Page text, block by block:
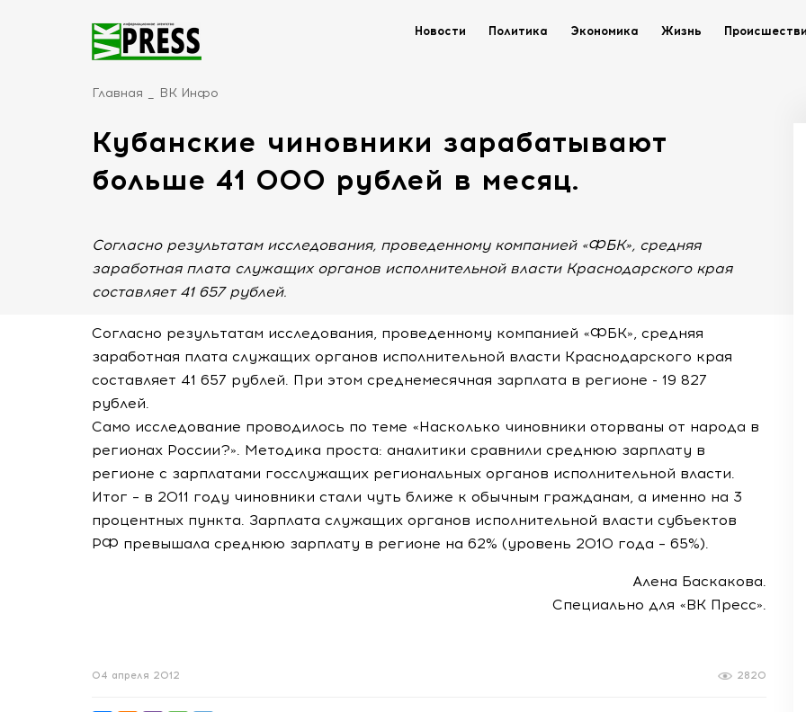
Новости Политика Экономика Жизнь
Главная ВК Инфо
Кубанские чиновники зарабатывают
больше 41 000 рублей в месяц.
Согласно результатам исследования, проведенному компанией «ФБК», средняя
заработная плата служащих органов исполнительной власти Краснодарского края
составляет 41 657 рублей.
Согласно результатам исследования, проведенному компанией «ФБК», средняя
заработная плата служащих органов исполнительной власти Краснодарского края
составляет 41 657 рублей. При этом среднемесячная зарплата в регионе - 19 827
рублей.
Само исследование проводилось по теме «Насколько чиновники оторваны от народа в
регионах России?». Методика проста: аналитики сравнили среднюю зарплату в
регионе с зарплатами госслужащих региональных органов исполнительной власти.
Итог – в 2011 году чиновники стали чуть ближе к обычным гражданам, а именно на 3
процентных пункта. Зарплата служащих органов исполнительной власти субъектов
РФ превышала среднюю зарплату в регионе на 62% (уровень 2010 года – 65%).
Алена Баскакова.
Специально для «ВК Пресс».
2820
04 апреля 2012